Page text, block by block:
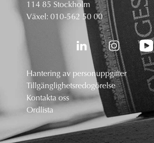
114 85 Stockholm
Växel: 010-562 50 00
Hantering av personuppgifter
Tillgänglighetsredogörelse
Kontakta oss
Ordlista